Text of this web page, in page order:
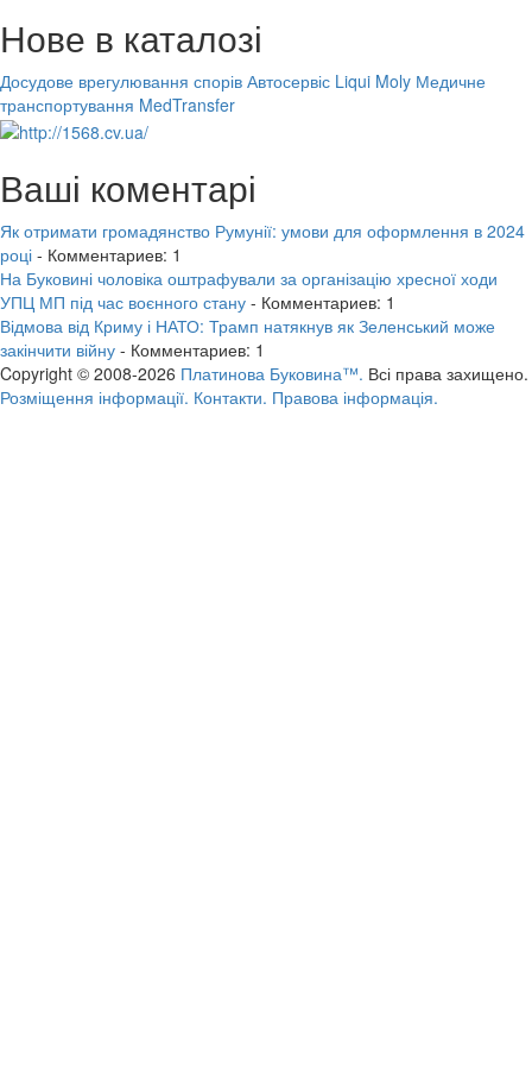
Нове в каталозі
Досудове врегулювання спорів Автосервіс Liqui Moly Медичне
транспортування MedTransfer
Ваші коментарі
Як отримати громадянство Румунії: умови для оформлення в 2024
році - Комментариев: 1
На Буковині чоловіка оштрафували за організацію хресної ходи
УПЦ МП під час воєнного стану - Комментариев: 1
Відмова від Криму і НАТО: Трамп натякнув як Зеленський може
закінчити війну - Комментариев: 1
Copyright © 2008-2026 Платинова Буковина™. Всі права захищено.
Розміщення інформації. Контакти. Правова інформація.